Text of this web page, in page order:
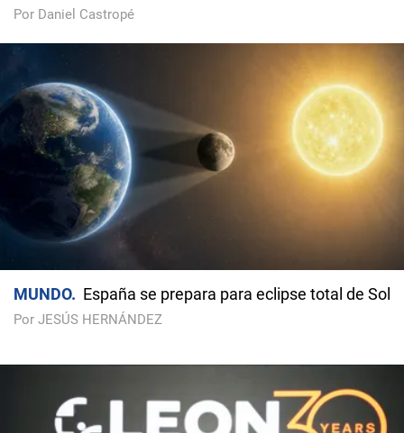
Por Daniel Castropé
MUNDO España se prepara para eclipse total de Sol
Por JESÚS HERNÁNDEZ